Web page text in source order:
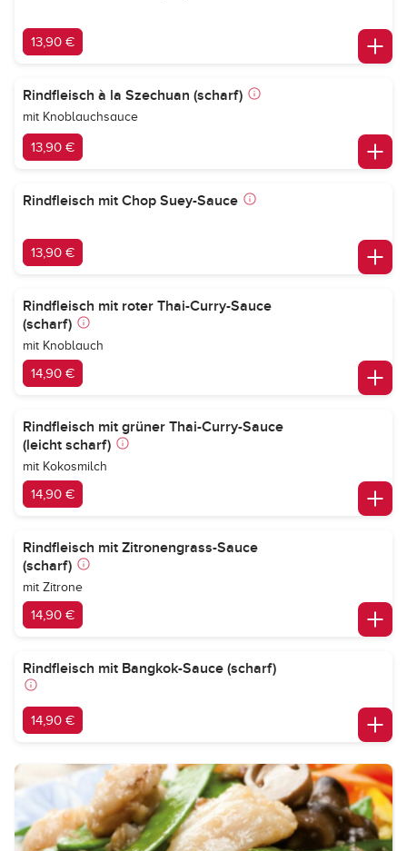
13,90 €
Rindfleisch à la Szechuan (scharf)
mit Knoblauchsauce
13,90 €
Rindfleisch mit Chop Suey-Sauce
13,90 €
Rindfleisch mit roter Thai-Curry-Sauce
(scharf)
mit Knoblauch
14,90 €
Rindfleisch mit grüner Thai-Curry-Sauce
(leicht scharf)
mit Kokosmilch
14,90 €
Rindfleisch mit Zitronengrass-Sauce
(scharf)
mit Zitrone
14,90 €
Rindfleisch mit Bangkok-Sauce (scharf)
14,90 €